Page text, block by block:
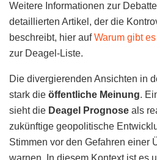
Weitere Informationen zur
detaillierten Artikel, der die
beschreibt, hier aufWarum gibt es
zur Deagel-Liste.
Die divergierenden Ansichten in
stark die öffentliche Meinung.
sieht die Deagel Prognose als
zukünftige geopolitische
Stimmen vor den Gefahren einer
warnen. In diesem Kontext ist es